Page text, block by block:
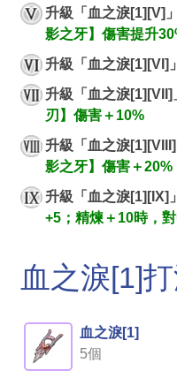
升級「血之淚[1][V]
影之牙】傷害提升
升級「血之淚[1][VI]
升級「血之淚[1][VII]
刃】傷害＋10%
升級「血之淚
影之牙】傷害＋20%
升級「血之淚[1][IX]
+5；精煉＋10時，
血之淚[1]
血之淚[1]
5個